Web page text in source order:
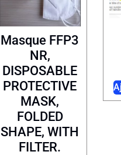
Masque FFP3
NR,
DISPOSABLE
PROTECTIVE
MASK,
FOLDED
SHAPE, WITH
FILTER.